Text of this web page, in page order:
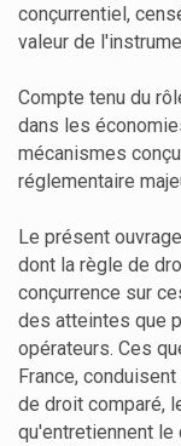
conçurrentiel,
valeur de
Compte tenu du
dans les
mécanismes
réglementaire
Le présent
dont la règle de
conçurrence sur
des atteintes que
opérateurs. Ces
France,
de droit comparé,
qu'entretiennent